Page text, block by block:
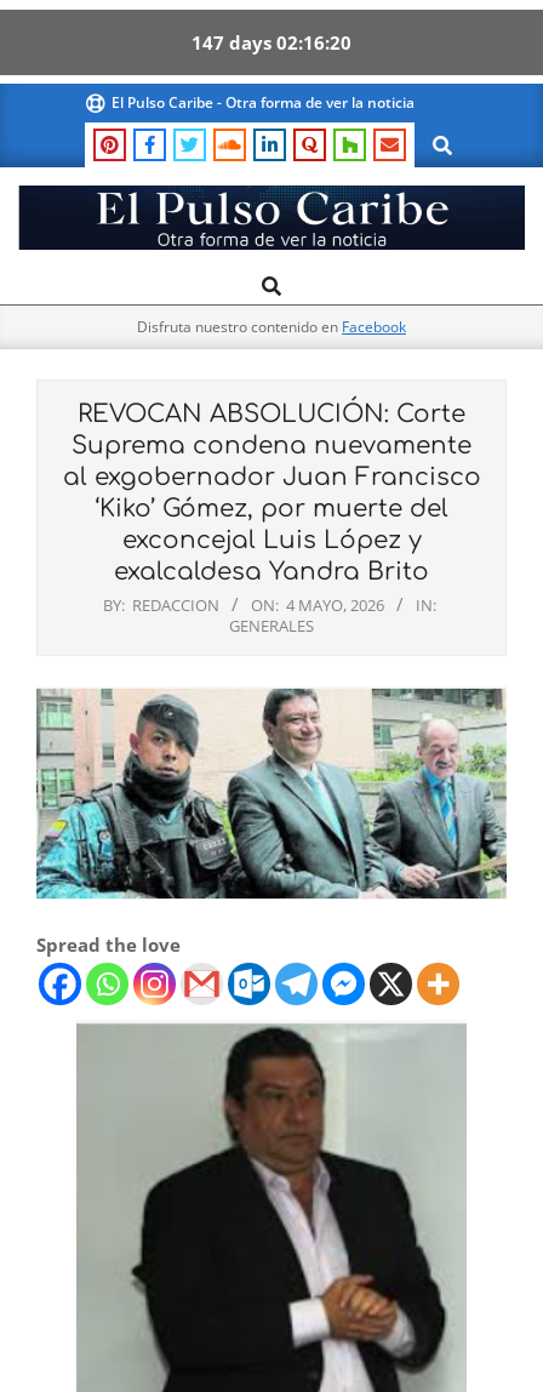
147 days 02 16 19
content
El Pulso Caribe - Otra forma de ver la noticia
Search
El
Pulso
Navigation
Search
Disfruta nuestro contenido en Facebook
REVOCAN ABSOLUCIÓN: Corte
Suprema condena nuevamente
al exgobernador Juan Francisco
‘Kiko’ Gómez, por muerte del
exconcejal Luis López y
exalcaldesa Yandra Brito
BY: REDACCION ON: 4 MAYO, 2026
IN:
GENERALES
Spread the love